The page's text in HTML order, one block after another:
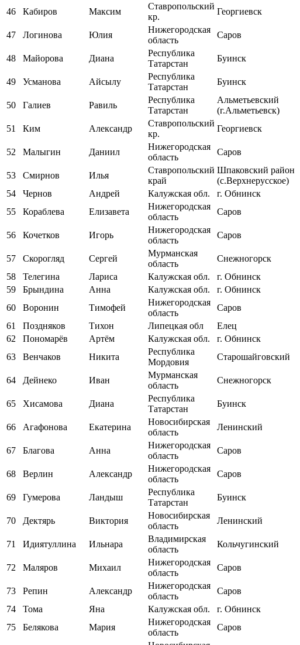
46
Кабиров Максим
Ставропольский
кр.
Георгиевск
47 Логинова Юлия
Нижегородская
область
Саров
48 Майорова Диана
Республика
Татарстан
Буинск
49 Усманова Айсылу
Республика
Татарстан
Буинск
50 Галиев Равиль
Республика
Татарстан
Альметьевский
(г.Альметьевск)
51 Ким Александр
Ставропольский
кр.
Георгиевск
52 Малыгин Даниил
Нижегородская
область
Саров
53 Смирнов Илья
Ставропольский
край
Шпаковский район
(с.Верхнерусское)
54
Чернов Андрей Калужская обл. г. Обнинск
55
Кораблева Елизавета
Нижегородская
область
Саров
56 Кочетков Игорь
Нижегородская
область
Саров
57 Скорогляд Сергей
Мурманская
область
Снежногорск
58
Телегина Лариса Калужская обл. г. Обнинск
59
Брындина Анна Калужская обл. г. Обнинск
60
Воронин Тимофей
Нижегородская
область
Саров
61
Поздняков Тихон Липецкая обл Елец
62
Пономарёв Артём Калужская обл. г. Обнинск
63
Венчаков Никита
Республика
Мордовия
Старошайговский
64 Дейнеко Иван
Мурманская
область
Снежногорск
65 Хисамова Диана
Республика
Татарстан
Буинск
66 Агафонова Екатерина
Новосибирская
область
Ленинский
67 Благова Анна
Нижегородская
область
Саров
68 Верлин Александр
Нижегородская
область
Саров
69 Гумерова Ландыш
Республика
Татарстан
Буинск
70 Дектярь Виктория
Новосибирская
область
Ленинский
71 Идиятуллина Ильнара
Владимирская
область
Кольчугинский
72 Маляров Михаил
Нижегородская
область
Саров
73 Репин Александр
Нижегородская
область
Саров
74
Тома Яна Калужская обл. г. Обнинск
75
Белякова Мария
Нижегородская
область
Саров